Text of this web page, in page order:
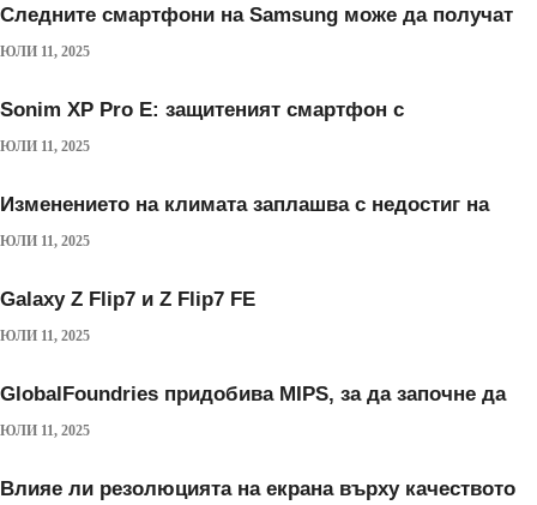
Следните смартфони на Samsung може да получат
ЮЛИ 11, 2025
Sonim XP Pro E: защитеният смартфон с
ЮЛИ 11, 2025
Изменението на климата заплашва с недостиг на
ЮЛИ 11, 2025
Galaxy Z Flip7 и Z Flip7 FE
ЮЛИ 11, 2025
GlobalFoundries придобива MIPS, за да започне да
ЮЛИ 11, 2025
Влияе ли резолюцията на екрана върху качеството